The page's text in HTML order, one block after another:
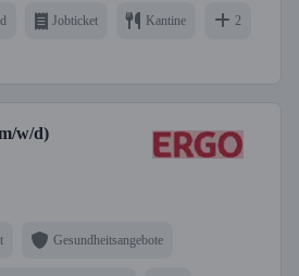
Jobticket Kantine 2
w/d)
Gesundheitsangebote